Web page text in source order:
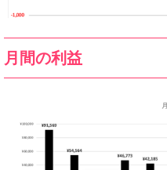
月間の利益